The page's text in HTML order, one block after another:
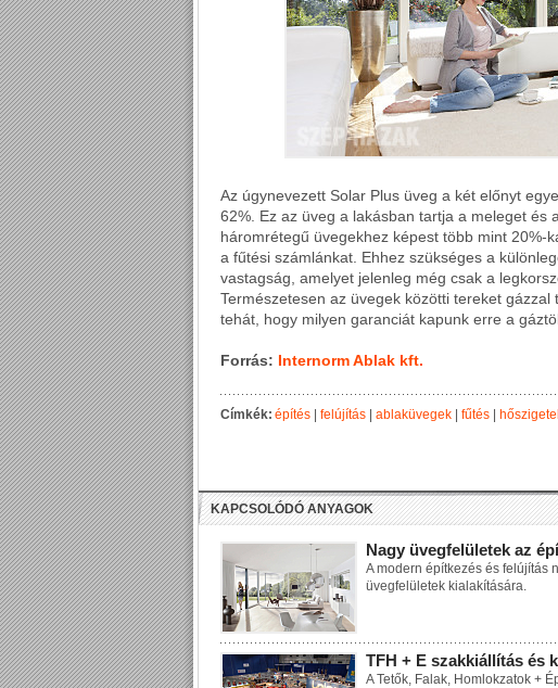
Az úgynevezett Solar Plus üveg a két előnyt
62%. Ez az üveg a lakásban tartja a meleget és
háromrétegű üvegekhez képest több mint 20%-
a fűtési számlánkat. Ehhez szükséges a
vastagság, amelyet jelenleg még csak a
Természetesen az üvegek közötti tereket
tehát, hogy milyen garanciát kapunk erre a
Forrás: Internorm Ablak kft.
Címkék:építés felújítás ablaküvegek fűtés
KAPCSOLÓDÓ ANYAGOK
Nagy üvegfelületek az
A modern építkezés és felújítás
üvegfelületek kialakítására.
TFH + E szakkiállítás és
A Tetők, Falak, Homlokzatok +